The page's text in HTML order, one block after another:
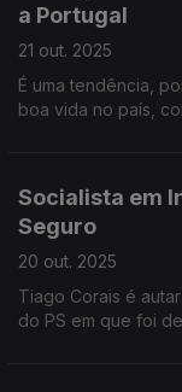
a Portugal
21 out. 2025
É uma tendência,
boa vida no país,
Socialista em
Seguro
20 out. 2025
Tiago Corais é
do PS em que foi